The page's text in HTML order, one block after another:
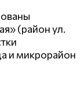
(район ул.
и микрорайон